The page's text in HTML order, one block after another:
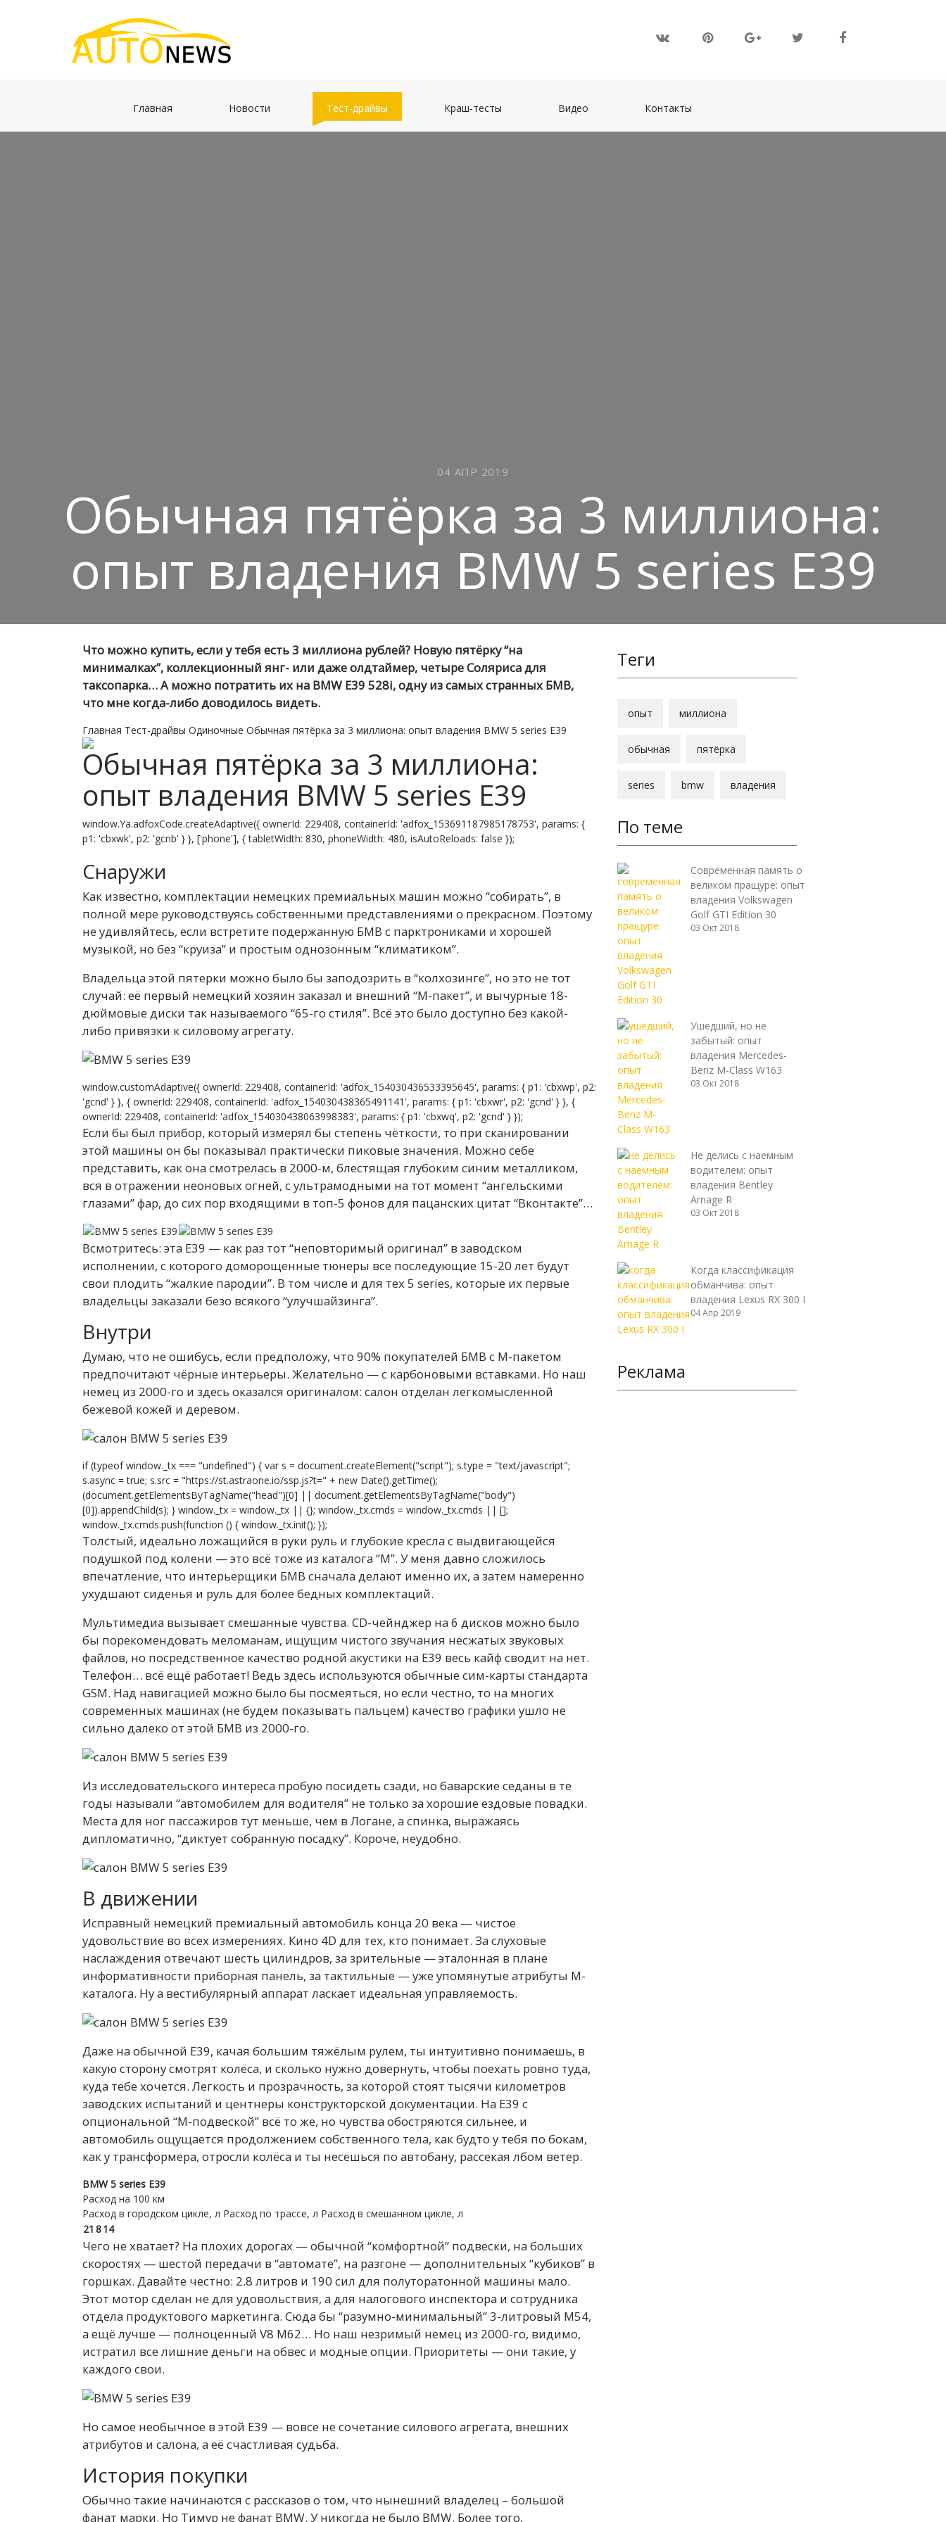
Главная Новости Тест-драйвы Краш-тесты Видео Контакты
04 АПР 2019
Обычная пятёрка за 3 миллиона:
опыт владения BMW 5 series E39
Что можно купить, если у тебя есть 3 миллиона рублей? Новую пятёрку “на
минималках”, коллекционный янг- или даже олдтаймер, четыре Соляриса для
таксопарка… А можно потратить их на BMW E39 528i, одну из самых странных БМВ,
что мне когда-либо доводилось видеть.
Главная Тест-драйвы Одиночные Обычная пятёрка за 3 миллиона: опыт владения BMW 5 series E39
Обычная пятёрка за 3 миллиона:
опыт владения BMW 5 series E39
window.Ya.adfoxCode.createAdaptive({ ownerId: 229408, containerId: 'adfox_153691187985178753', params: {
p1: 'cbxwk', p2: 'gcnb' } }, ['phone'], { tabletWidth: 830, phoneWidth: 480, isAutoReloads: false });
Снаружи
Как известно, комплектации немецких премиальных машин можно “собирать”, в
полной мере руководствуясь собственными представлениями о прекрасном. Поэтому
не удивляйтесь, если встретите подержанную БМВ с парктрониками и хорошей
музыкой, но без “круиза” и простым однозонным “климатиком”.
Владельца этой пятерки можно было бы заподозрить в “колхозинге”, но это не тот
случай: её первый немецкий хозяин заказал и внешний “М-пакет”, и вычурные 18-
дюймовые диски так называемого “65-го стиля”. Всё это было доступно без какой-
либо привязки к силовому агрегату.
window.customAdaptive({ ownerId: 229408, containerId: 'adfox_154030436533395645', params: { p1: 'cbxwp', p2:
'gcnd' } }, { ownerId: 229408, containerId: 'adfox_154030438365491141', params: { p1: 'cbxwr', p2: 'gcnd' } }, {
ownerId: 229408, containerId: 'adfox_154030438063998383', params: { p1: 'cbxwq', p2: 'gcnd' } });
Если бы был прибор, который измерял бы степень чёткости, то при сканировании
этой машины он бы показывал практически пиковые значения. Можно себе
представить, как она смотрелась в 2000-м, блестящая глубоким синим металликом,
вся в отражении неоновых огней, с ультрамодными на тот момент “ангельскими
глазами” фар, до сих пор входящими в топ-5 фонов для пацанских цитат “Вконтакте”…
Всмотритесь: эта Е39 — как раз тот “неповторимый оригинал” в заводском
исполнении, с которого доморощенные тюнеры все последующие 15-20 лет будут
свои плодить “жалкие пародии”. В том числе и для тех 5 series, которые их первые
владельцы заказали безо всякого “улучшайзинга”.
Внутри
Думаю, что не ошибусь, если предположу, что 90% покупателей БМВ с М-пакетом
предпочитают чёрные интерьеры. Желательно — с карбоновыми вставками. Но наш
немец из 2000-го и здесь оказался оригиналом: салон отделан легкомысленной
бежевой кожей и деревом.
if (typeof window._tx === "undefined") { var s = document.createElement("script"); s.type = "text/javascript";
s.async = true; s.src = "https://st.astraone.io/ssp.js?t=" + new Date().getTime();
(document.getElementsByTagName("head")[0] || document.getElementsByTagName("body")
[0]).appendChild(s); } window._tx = window._tx || {}; window._tx.cmds = window._tx.cmds || [];
window._tx.cmds.push(function () { window._tx.init(); });
Толстый, идеально ложащийся в руки руль и глубокие кресла с выдвигающейся
подушкой под колени — это всё тоже из каталога “М”. У меня давно сложилось
впечатление, что интерьерщики БМВ сначала делают именно их, а затем намеренно
ухудшают сиденья и руль для более бедных комплектаций.
Мультимедиа вызывает смешанные чувства. CD-чейнджер на 6 дисков можно было
бы порекомендовать меломанам, ищущим чистого звучания несжатых звуковых
файлов, но посредственное качество родной акустики на Е39 весь кайф сводит на нет.
Телефон… всё ещё работает! Ведь здесь используются обычные сим-карты стандарта
GSM. Над навигацией можно было бы посмеяться, но если честно, то на многих
современных машинах (не будем показывать пальцем) качество графики ушло не
сильно далеко от этой БМВ из 2000-го.
Из исследовательского интереса пробую посидеть сзади, но баварские седаны в те
годы называли “автомобилем для водителя” не только за хорошие ездовые повадки.
Места для ног пассажиров тут меньше, чем в Логане, а спинка, выражаясь
дипломатично, “диктует собранную посадку”. Короче, неудобно.
В движении
Исправный немецкий премиальный автомобиль конца 20 века — чистое
удовольствие во всех измерениях. Кино 4D для тех, кто понимает. За слуховые
наслаждения отвечают шесть цилиндров, за зрительные — эталонная в плане
информативности приборная панель, за тактильные — уже упомянутые атрибуты М-
каталога. Ну а вестибулярный аппарат ласкает идеальная управляемость.
Даже на обычной Е39, качая большим тяжёлым рулем, ты интуитивно понимаешь, в
какую сторону смотрят колёса, и сколько нужно довернуть, чтобы поехать ровно туда,
куда тебе хочется. Легкость и прозрачность, за которой стоят тысячи километров
заводских испытаний и центнеры конструкторской документации. На Е39 с
опциональной “М-подвеской” всё то же, но чувства обостряются сильнее, и
автомобиль ощущается продолжением собственного тела, как будто у тебя по бокам,
как у трансформера, отросли колёса и ты несёшься по автобану, рассекая лбом ветер.
BMW 5 series E39
Расход на 100 км
Расход в городском цикле, л Расход по трассе, л Расход в смешанном цикле, л
21 814
Чего не хватает? На плохих дорогах — обычной “комфортной” подвески, на больших
скоростях — шестой передачи в “автомате”, на разгоне — дополнительных “кубиков” в
горшках. Давайте честно: 2.8 литров и 190 сил для полуторатонной машины мало.
Этот мотор сделан не для удовольствия, а для налогового инспектора и сотрудника
отдела продуктового маркетинга. Сюда бы “разумно-минимальный” 3-литровый М54,
а ещё лучше — полноценный V8 M62… Но наш незримый немец из 2000-го, видимо,
истратил все лишние деньги на обвес и модные опции. Приоритеты — они такие, у
каждого свои.
Но самое необычное в этой Е39 — вовсе не сочетание силового агрегата, внешних
атрибутов и салона, а её счастливая судьба.
История покупки
Обычно такие начинаются с рассказов о том, что нынешний владелец – большой
фанат марки. Но Тимур не фанат BMW. У никогда не было BMW. Более того,
Теги
опыт миллиона
обычная пятёрка
series bmw владения
По теме
Современная память о
великом пращуре: опыт
владения Volkswagen
Golf GTI Edition 30
03 Окт 2018
Ушедший, но не
забытый: опыт
владения Mercedes-
Benz M-Class W163
03 Окт 2018
Не делись с наемным
водителем: опыт
владения Bentley
Arnage R
03 Окт 2018
Когда классификация
обманчива: опыт
владения Lexus RX 300 I
04 Апр 2019
Реклама